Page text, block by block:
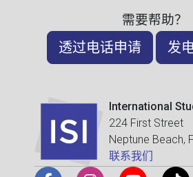
需要帮助？
透过电话申请 发
International
224 First Street
Neptune Beach,
联系我们